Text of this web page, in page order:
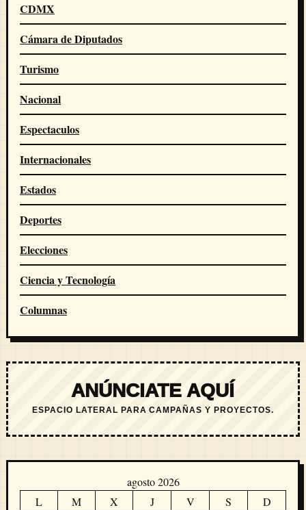
CDMX
Cámara de Diputados
Turismo
Nacional
Espectaculos
Internacionales
Estados
Deportes
Elecciones
Ciencia y Tecnología
Columnas
ANÚNCIATE AQUÍ
ESPACIO LATERAL PARA CAMPAÑAS Y PROYECTOS.
agosto 2026
L
M X J V S
D